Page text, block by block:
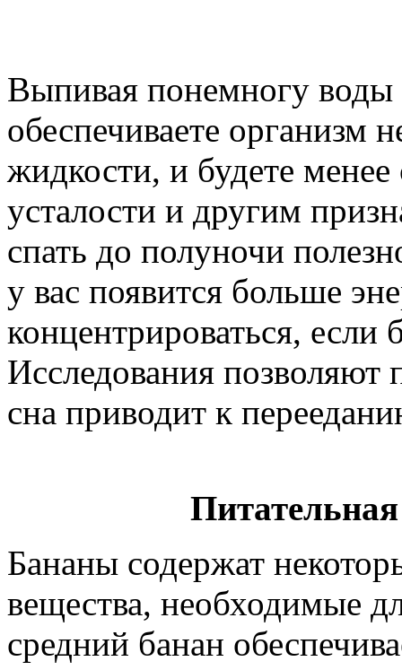
Выпивая понемногу воды
обеспечиваете организм
жидкости, и будете
усталости и другим
спать до полуночи
у вас появится больше
концентрироваться, если
Исследования позволяют
сна приводит к
Бананы содержат
вещества, необходимые
средний банан